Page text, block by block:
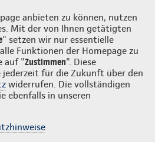
anbieten zu können, nutzen
Mit der von Ihnen getätigten
" setzen wir nur essentielle
Funktionen der Homepage zu
auf "Zustimmen". Diese
jederzeit für die Zukunft über den
widerrufen. Die vollständigen
ebenfalls in unseren
Login
Wissenswertes Beratung &